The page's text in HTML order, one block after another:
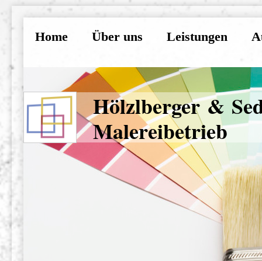
Home Über uns Leistungen
Hölzlberger &
Malereibetrieb